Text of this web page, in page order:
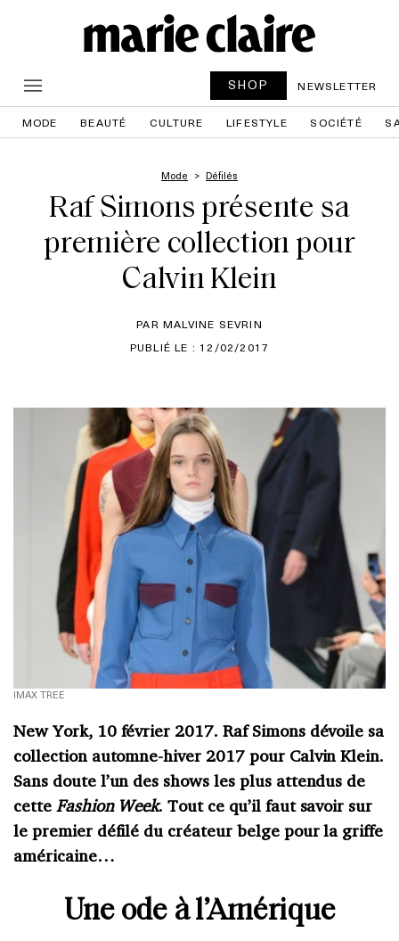
SHOP NEWSLETTER
MODE BEAUTÉ CULTURE LIFESTYLE SOCIÉTÉ
Mode Défilés
Raf Simons présente sa
première collection pour
Calvin Klein
PAR MALVINE SEVRIN
PUBLIÉ LE : 12/02/2017
IMAX TREE
New York, 10 février 2017. Raf Simons dévoile sa
collection automne-hiver 2017 pour Calvin Klein.
Sans doute l’un des shows les plus attendus de
cette Fashion Week. Tout ce qu’il faut savoir sur
le premier défilé du créateur belge pour la griffe
américaine…
Une ode à l’Amérique